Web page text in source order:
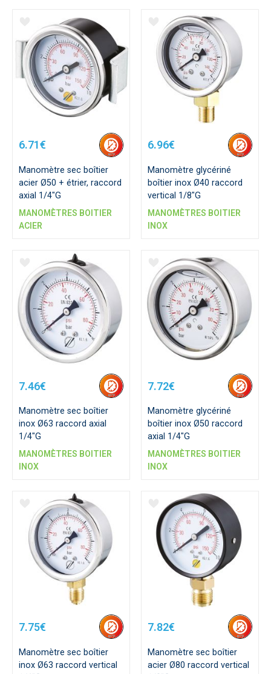
6.71€
Manomètre sec boîtier
acier Ø50 + étrier, raccord
axial 1/4"G
MANOMÈTRES BOITIER
ACIER
6.96€
Manomètre glycériné
boîtier inox Ø40 raccord
vertical 1/8"G
MANOMÈTRES BOITIER
INOX
7.46€
Manomètre sec boîtier
inox Ø63 raccord axial
1/4"G
MANOMÈTRES BOITIER
INOX
7.72€
Manomètre glycériné
boîtier inox Ø50 raccord
axial 1/4"G
MANOMÈTRES BOITIER
INOX
7.75€
Manomètre sec boîtier
inox Ø63 raccord vertical
7.82€
Manomètre sec boîtier
acier Ø80 raccord vertical